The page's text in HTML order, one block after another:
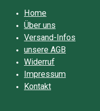
Home
Über uns
Versand-Infos
unsere AGB
Widerruf
Impressum​
Kontakt